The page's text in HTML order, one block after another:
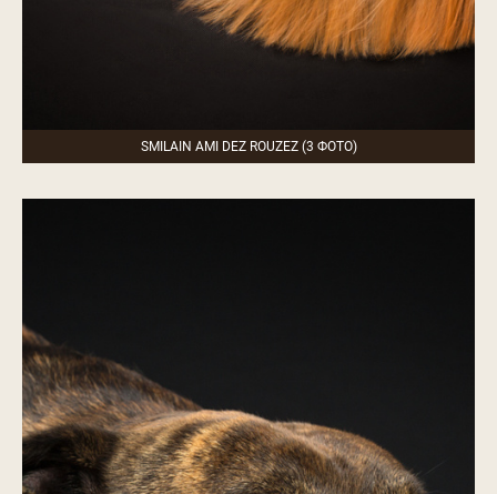
SMILAIN AMI DEZ ROUZEZ (3 ФОТО)